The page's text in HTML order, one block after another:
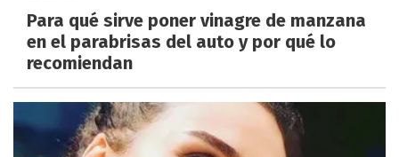
Para qué sirve poner vinagre de manzana
en el parabrisas del auto y por qué lo
recomiendan